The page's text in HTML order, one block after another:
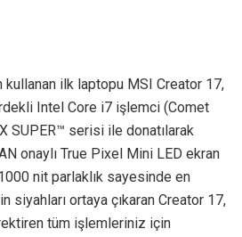
kullanan ilk laptopu MSI Creator 17,
Intel Core i7 işlemci (Comet
SUPER™ serisi ile donatılarak
onaylı True Pixel Mini LED ekran
nit parlaklık sayesinde en
siyahları ortaya çıkaran Creator 17,
tüm işlemleriniz için